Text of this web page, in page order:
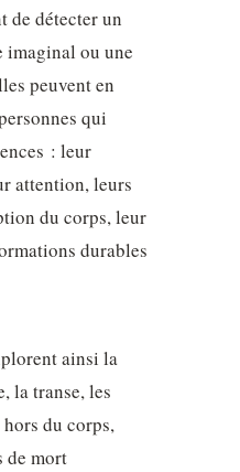
de détecter un
imaginal ou une
peuvent en
qui
: leur
attention, leurs
du corps, leur
durables
ainsi la
la transe, les
du corps,
de mort